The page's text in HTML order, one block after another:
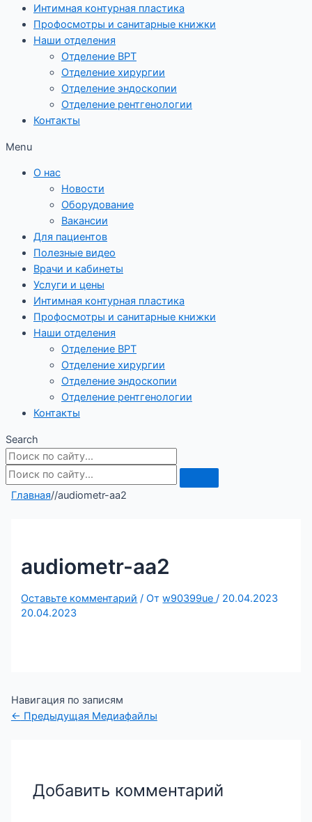
Интимная контурная пластика
Профосмотры и санитарные книжки
Наши отделения
Отделение ВРТ
Отделение хирургии
Отделение эндоскопии
Отделение рентгенологии
Контакты
Menu
О нас
Новости
Оборудование
Вакансии
Для пациентов
Полезные видео
Врачи и кабинеты
Услуги и цены
Интимная контурная пластика
Профосмотры и санитарные книжки
Наши отделения
Отделение ВРТ
Отделение хирургии
Отделение эндоскопии
Отделение рентгенологии
Контакты
Search
Главная//audiometr-aa2
audiometr-aa2
Оставьте комментарий / От w90399ue / 20.04.2023
20.04.2023
Навигация по записям
← Предыдущая Медиафайлы
Добавить комментарий